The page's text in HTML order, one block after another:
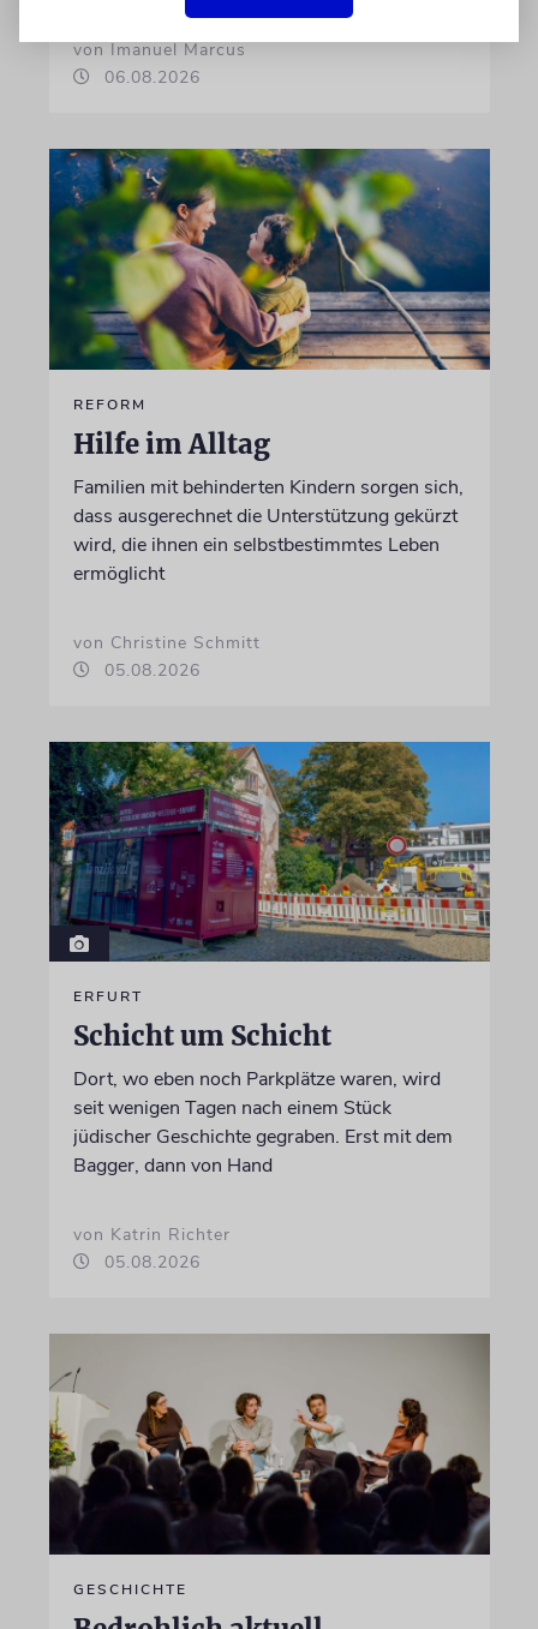
von Imanuel Marcus
06.08.2026
REFORM
Hilfe im Alltag
Familien mit behinderten Kindern sorgen sich,
dass ausgerechnet die Unterstützung gekürzt
wird, die ihnen ein selbstbestimmtes Leben
ermöglicht
von Christine Schmitt
05.08.2026
ERFURT
Schicht um Schicht
Dort, wo eben noch Parkplätze waren, wird
seit wenigen Tagen nach einem Stück
jüdischer Geschichte gegraben. Erst mit dem
Bagger, dann von Hand
von Katrin Richter
05.08.2026
GESCHICHTE